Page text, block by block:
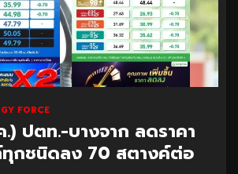
FORCE
.) ปตท.-บางจาก ลดราคา
กชนิดลง 70 สตางค์ต่อ